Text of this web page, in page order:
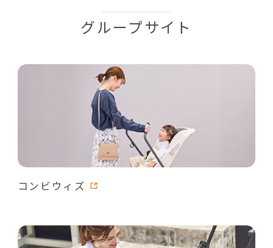
グループサイト
コンビウィズ